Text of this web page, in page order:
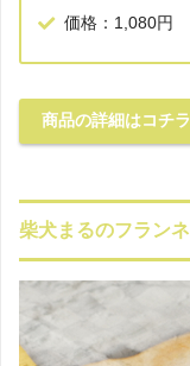
価格：1,080円
商品の詳細はコチラ
柴犬まるのフラン